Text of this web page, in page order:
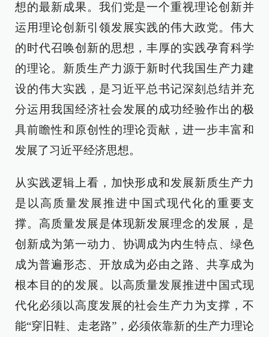
想的最新成果。我们党是一个重视理论创新并
运用理论创新引领发展实践的伟大政党。伟大
的时代召唤创新的思想，丰厚的实践孕育科学
的理论。新质生产力源于新时代我国生产力建
设的伟大实践，是习近平总书记深刻总结并充
分运用我国经济社会发展的成功经验作出的极
具前瞻性和原创性的理论贡献，进一步丰富和
发展了习近平经济思想。
从实践逻辑上看，加快形成和发展新质生产力
是以高质量发展推进中国式现代化的重要支
撑。高质量发展是体现新发展理念的发展，是
创新成为第一动力、协调成为内生特点、绿色
成为普遍形态、开放成为必由之路、共享成为
根本目的的发展。以高质量发展推进中国式现
代化必须以高度发展的社会生产力为支撑，不
能“穿旧鞋、走老路”，必须依靠新的生产力理论